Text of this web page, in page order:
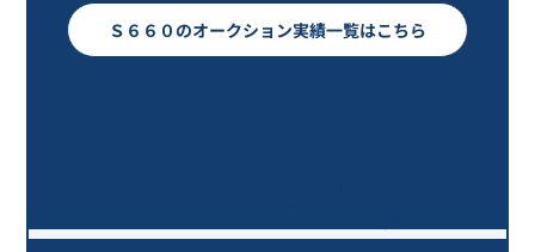
Ｓ６６０のオークション実績一覧はこちら